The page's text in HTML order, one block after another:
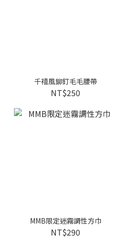
千禧風鉚釘毛毛腰帶
NT$250
MMB限定迷霧調性方巾
NT$290